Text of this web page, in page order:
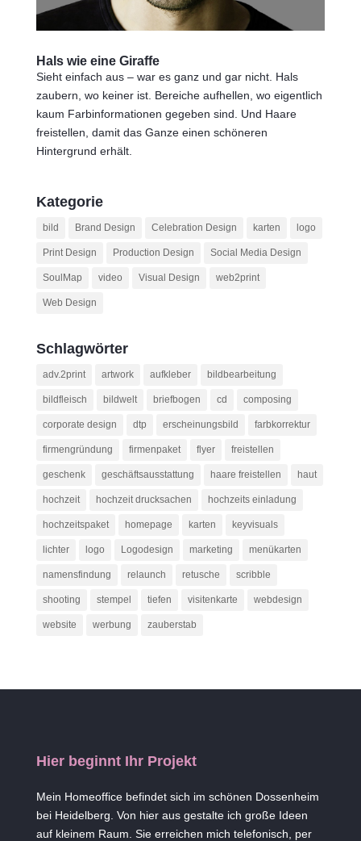
Hals wie eine Giraffe
Sieht einfach aus – war es ganz und gar nicht. Hals
zaubern, wo keiner ist. Bereiche aufhellen, wo eigentlich
kaum Farbinformationen gegeben sind. Und Haare
freistellen, damit das Ganze einen schöneren
Hintergrund erhält.
Kategorie
bild Brand Design Celebration Design karten logo
Print Design Production Design Social Media Design
SoulMap video Visual Design web2print
Web Design
Schlagwörter
adv.2print artwork aufkleber bildbearbeitung
bildfleisch bildwelt briefbogen cd composing
corporate design dtp erscheinungsbild farbkorrektur
firmengründung firmenpaket flyer freistellen
geschenk geschäftsausstattung haare freistellen haut
hochzeit hochzeit drucksachen hochzeits einladung
hochzeitspaket homepage karten keyvisuals
lichter logo Logodesign marketing menükarten
namensfindung relaunch retusche scribble
shooting stempel tiefen visitenkarte webdesign
website werbung zauberstab
Hier beginnt Ihr Projekt
Mein Homeoffice befindet sich im schönen Dossenheim
bei Heidelberg. Von hier aus gestalte ich große Ideen
auf kleinem Raum. Sie erreichen mich telefonisch, per